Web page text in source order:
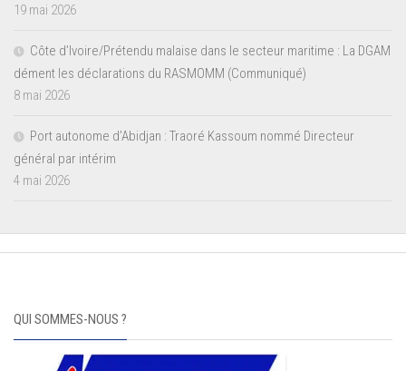
19 mai 2026
Côte d’Ivoire/Prétendu malaise dans le secteur maritime : La DGAM
dément les déclarations du RASMOMM (Communiqué)
8 mai 2026
Port autonome d’Abidjan : Traoré Kassoum nommé Directeur
général par intérim
4 mai 2026
QUI SOMMES-NOUS ?